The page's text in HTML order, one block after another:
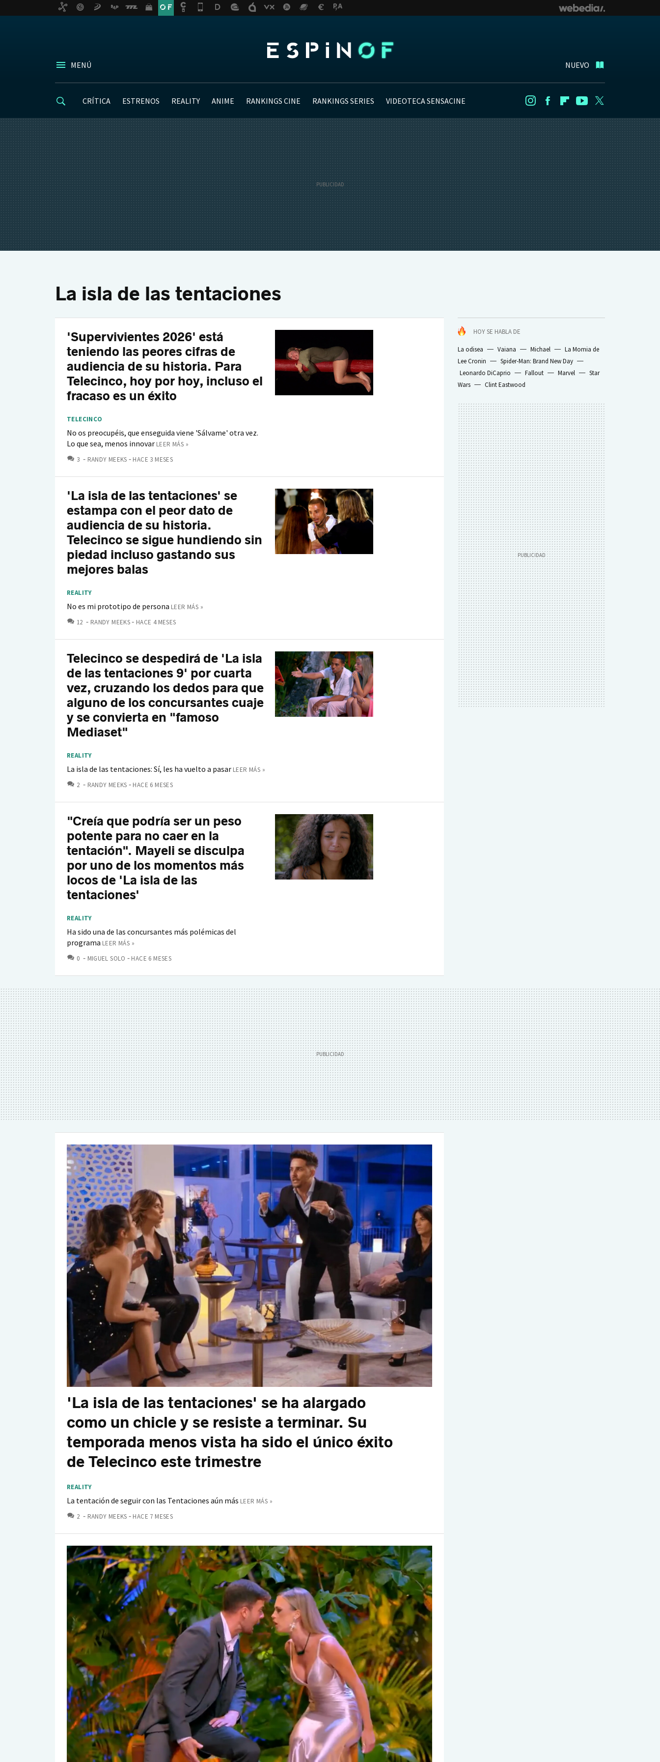
MENÚ NUEVO
CRÍTICA ESTRENOS REALITY ANIME RANKINGS CINE RANKINGS SERIES VIDEOTECA SENSACINE InstagramFacebookFlipboard
Youtube
La isla de las tentaciones
HOY SE HABLA DE
La odisea Vaiana Michael
La Momia de
Lee Cronin
Spider-Man: Brand New Day
Leonardo DiCaprio
Fallout Marvel
Star
Wars
Clint Eastwood
'Supervivientes 2026' está
teniendo las peores cifras de
audiencia de su historia. Para
Telecinco, hoy por hoy, incluso el
fracaso es un éxito
TELECINCO
No os preocupéis, que enseguida viene 'Sálvame' otra vez.
Lo que sea, menos innovar LEER MÁS »
3 COMENTARIOS
RANDY MEEKS HACE 3 MESES
'La isla de las tentaciones' se
estampa con el peor dato de
audiencia de su historia.
Telecinco se sigue hundiendo sin
piedad incluso gastando sus
mejores balas
REALITY
No es mi prototipo de persona LEER MÁS »
12 COMENTARIOS
RANDY MEEKS HACE 4 MESES
Telecinco se despedirá de 'La isla
de las tentaciones 9' por cuarta
vez, cruzando los dedos para que
alguno de los concursantes cuaje
y se convierta en "famoso
Mediaset"
REALITY
La isla de las tentaciones: Sí, les ha vuelto a pasar LEER MÁS »
2 COMENTARIOS
RANDY MEEKS HACE 6 MESES
"Creía que podría ser un peso
potente para no caer en la
tentación". Mayeli se disculpa
por uno de los momentos más
locos de 'La isla de las
tentaciones'
REALITY
Ha sido una de las concursantes más polémicas del
programa LEER MÁS »
0 COMENTARIOS
MIGUEL SOLO HACE 6 MESES
'La isla de las tentaciones' se ha alargado
como un chicle y se resiste a terminar. Su
temporada menos vista ha sido el único éxito
de Telecinco este trimestre
REALITY
La tentación de seguir con las Tentaciones aún más LEER MÁS »
2 COMENTARIOS
RANDY MEEKS HACE 7 MESES